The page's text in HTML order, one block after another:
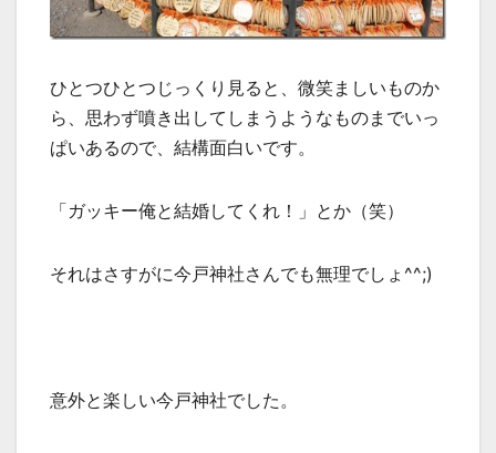
ひとつひとつじっくり見ると、微笑ましいものか
ら、思わず噴き出してしまうようなものまでいっ
ぱいあるので、結構面白いです。
「ガッキー俺と結婚してくれ！」とか（笑）
それはさすがに今戸神社さんでも無理でしょ^^;)
意外と楽しい今戸神社でした。